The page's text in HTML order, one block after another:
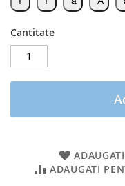
Cantitate
ADAUGATI